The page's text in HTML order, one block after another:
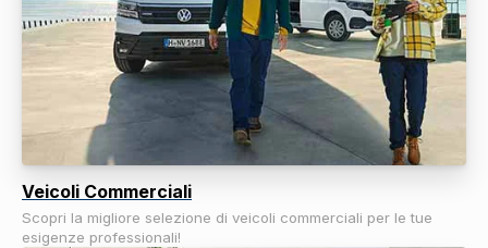
Veicoli Commerciali
Scopri la migliore selezione di veicoli commerciali per le tue
esigenze professionali!